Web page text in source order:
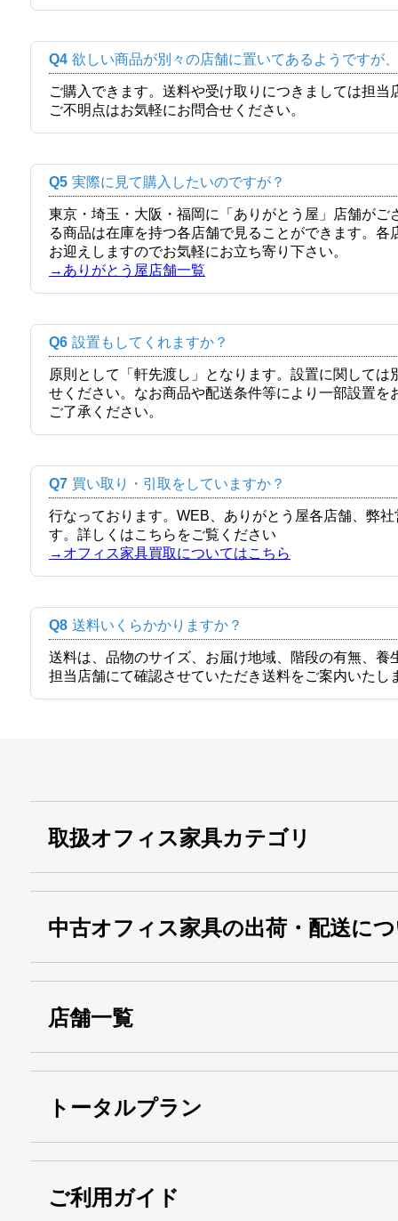
Q4 欲しい商品が別々の店舗に置いてあるようですが
ご購入できます。送料や受け取りにつきましては担
ご不明点はお気軽にお問合せください。
Q5 実際に見て購入したいのですが？
東京・埼玉・大阪・福岡に「ありがとう屋」店舗が
る商品は在庫を持つ各店舗で見ることができます。
お迎えしますのでお気軽にお立ち寄り下さい。
→ありがとう屋店舗一覧
Q6 設置もしてくれますか？
原則として「軒先渡し」となります。設置に関して
せください。なお商品や配送条件等により一部設置
ご了承ください。
Q7 買い取り・引取をしていますか？
行なっております。WEB、ありがとう屋各店舗、弊
す。詳しくはこちらをご覧ください
→オフィス家具買取についてはこちら
Q8 送料いくらかかりますか？
送料は、品物のサイズ、お届け地域、階段の有無、
担当店舗にて確認させていただき送料をご案内いたし
取扱オフィス家具カテゴリ
中古オフィス家具の出荷・配送に
店舗一覧
トータルプラン
ご利用ガイド